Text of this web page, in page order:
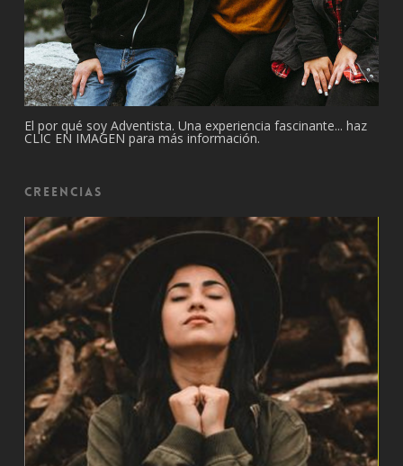
El por qué soy Adventista. Una experiencia fascinante... haz
CLIC EN IMAGEN para más información.
Creencias